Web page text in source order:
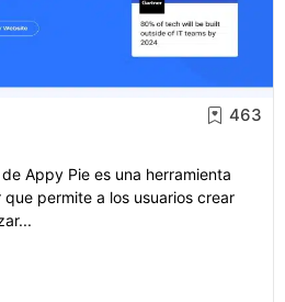
463
Appy Pie es una herramienta
permite a los usuarios crear